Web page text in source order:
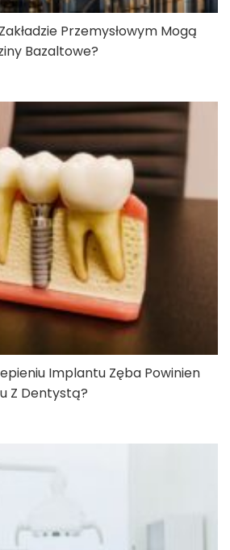
Przemysłowym Mogą
Bazaltowe?
Implantu Zęba Powinien
Z Dentystą?